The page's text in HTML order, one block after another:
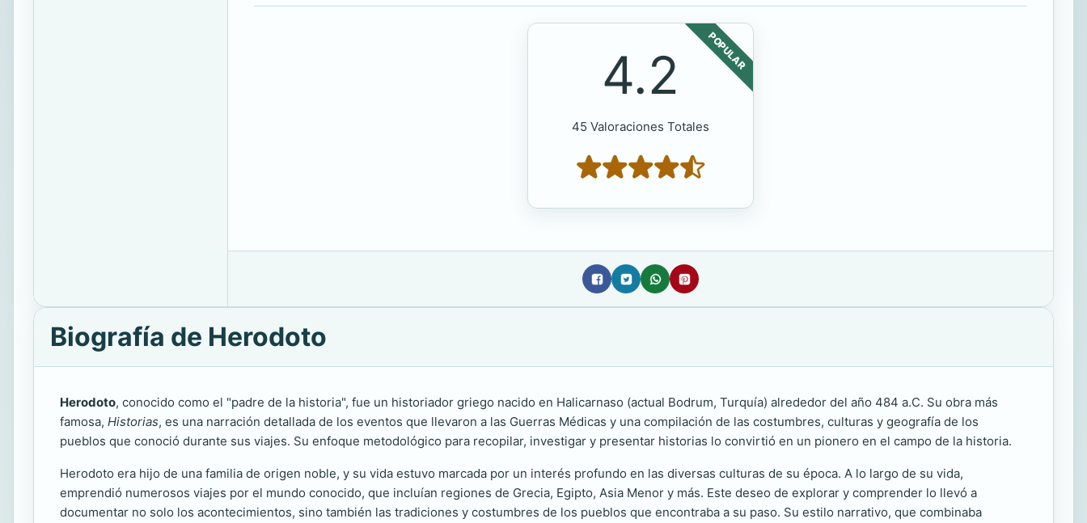
POPULAR
4.2
45 Valoraciones Totales
Biografía de Herodoto
Herodoto, conocido como el "padre de la historia", fue un historiador griego nacido en Halicarnaso (actual Bodrum, Turquía) alrededor del año 484 a.C. Su obra más
famosa, Historias, es una narración detallada de los eventos que llevaron a las Guerras Médicas y una compilación de las costumbres, culturas y geografía de los
pueblos que conoció durante sus viajes. Su enfoque metodológico para recopilar, investigar y presentar historias lo convirtió en un pionero en el campo de la historia.
Herodoto era hijo de una familia de origen noble, y su vida estuvo marcada por un interés profundo en las diversas culturas de su época. A lo largo de su vida,
emprendió numerosos viajes por el mundo conocido, que incluían regiones de Grecia, Egipto, Asia Menor y más. Este deseo de explorar y comprender lo llevó a
documentar no solo los acontecimientos, sino también las tradiciones y costumbres de los pueblos que encontraba a su paso. Su estilo narrativo, que combinaba